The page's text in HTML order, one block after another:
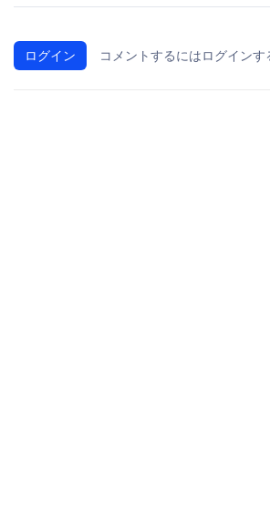
ログイン コメントするにはログインす